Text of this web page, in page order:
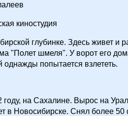
киностудия
глубинке. Здесь живет и
"Полет шмеля". У ворот его
однажды попытается взлететь.
на Сахалине. Вырос на
в Новосибирске. Снял более